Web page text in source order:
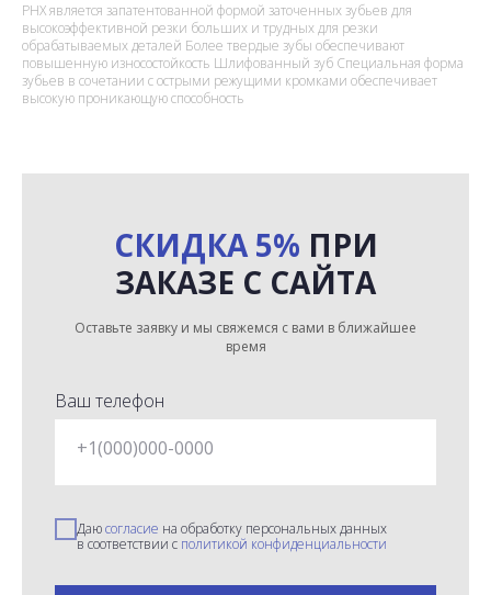
PHX является запатентованной формой заточенных зубьев для
высокоэффективной резки больших и трудных для резки
обрабатываемых деталей Более твердые зубы обеспечивают
повышенную износостойкость Шлифованный зуб Специальная форма
зубьев в сочетании с острыми режущими кромками обеспечивает
высокую проникающую способность
СКИДКА 5% ПРИ
ЗАКАЗЕ С САЙТА
Оставьте заявку и мы свяжемся с вами в ближайшее
время
Ваш телефон
+1(000)000-0000
Даюсогласие на обработку персональных данных
в соответствии с политикой конфиденциальности